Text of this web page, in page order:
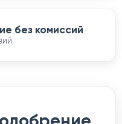
без комиссий